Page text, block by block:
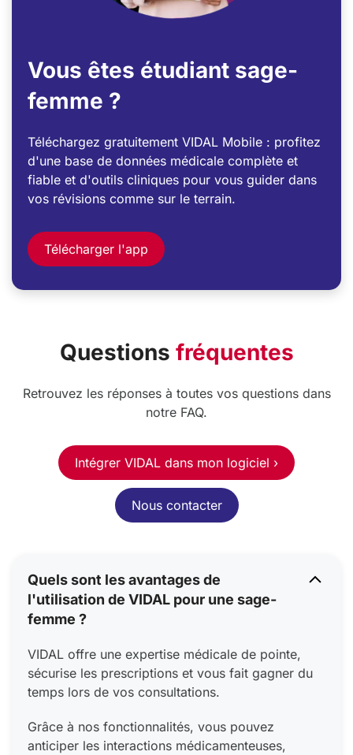
Vous êtes étudiant sage-
femme ?
Téléchargez gratuitement VIDAL Mobile : profitez
d'une base de données médicale complète et
fiable et d'outils cliniques pour vous guider dans
vos révisions comme sur le terrain.
Télécharger l'app
Questions fréquentes
Retrouvez les réponses à toutes vos questions dans
notre FAQ.
Intégrer VIDAL dans mon logiciel ›
Nous contacter
Quels sont les avantages de
l'utilisation de VIDAL pour une sage-
femme ?
VIDAL offre une expertise médicale de pointe,
sécurise les prescriptions et vous fait gagner du
temps lors de vos consultations.
Grâce à nos fonctionnalités, vous pouvez
anticiper les interactions médicamenteuses,